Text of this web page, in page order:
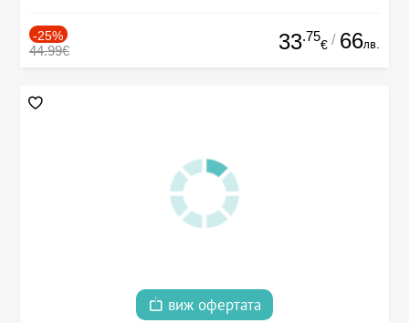
-25%
44.99€ 33.75
€ / 66лв.
виж офертата